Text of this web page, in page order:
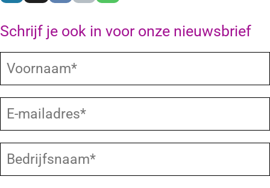
Schrijf je ook in voor onze nieuwsbrief